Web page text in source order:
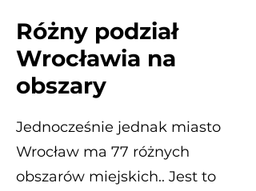
Różny podział
Wrocławia na
obszary
Jednocześnie jednak miasto
Wrocław ma 77 różnych
obszarów miejskich.. Jest to